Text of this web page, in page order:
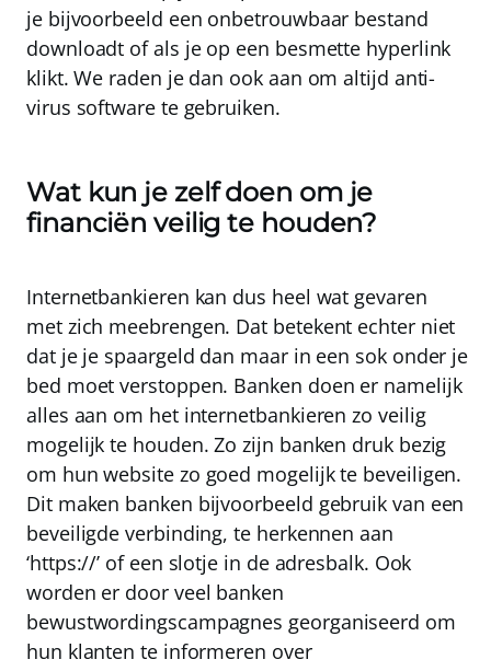
je bijvoorbeeld een onbetrouwbaar bestand
downloadt of als je op een besmette hyperlink
klikt. We raden je dan ook aan om altijd anti-
virus software te gebruiken.
Wat kun je zelf doen om je
financiën veilig te houden?
Internetbankieren kan dus heel wat gevaren
met zich meebrengen. Dat betekent echter niet
dat je je spaargeld dan maar in een sok onder je
bed moet verstoppen. Banken doen er namelijk
alles aan om het internetbankieren zo veilig
mogelijk te houden. Zo zijn banken druk bezig
om hun website zo goed mogelijk te beveiligen.
Dit maken banken bijvoorbeeld gebruik van een
beveiligde verbinding, te herkennen aan
‘https://’ of een slotje in de adresbalk. Ook
worden er door veel banken
bewustwordingscampagnes georganiseerd om
hun klanten te informeren over